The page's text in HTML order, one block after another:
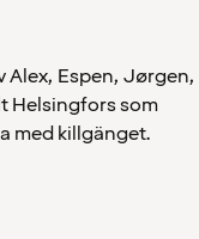
Alex, Espen, Jørgen,
Helsingfors som
med killgänget.